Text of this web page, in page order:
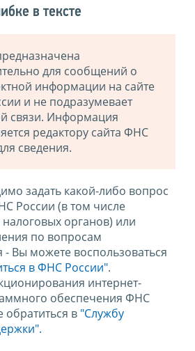
в тексте
для сообщений о
информации на сайте
и не подразумевает
связи. Информация
редактору сайта ФНС
сведения.
задать какой-либо вопрос
России (в том числе
органов) или
по вопросам
Вы можете воспользоваться
в ФНС России".
интернет-
обеспечения ФНС
в "Службу